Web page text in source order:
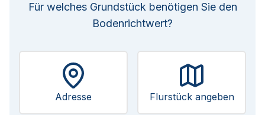
Für welches Grundstück benötigen Sie den
Bodenrichtwert?
Adresse Flurstück angeben